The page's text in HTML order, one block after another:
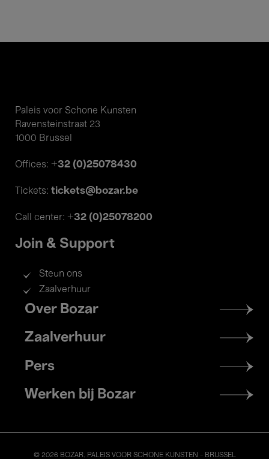
Paleis voor Schone Kunsten
Ravensteinstraat 23
1000 Brussel
Offices: +32 (0)25078430
Tickets: tickets@bozar.be
Call center: +32 (0)25078200
Join & Support
Steun ons
Zaalverhuur
Footer
menu
Over Bozar
Zaalverhuur
Pers
Werken bij Bozar
© 2026 BOZAR. PALEIS VOOR SCHONE KUNSTEN - BRUSSEL